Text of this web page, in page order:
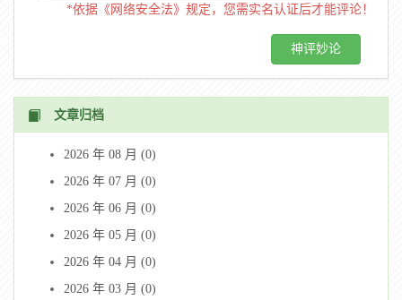
*依据《网络安全法》规定，您需实名认证后才能评论！
文章归档
2026 年 08 月 (0)
2026 年 07 月 (0)
2026 年 06 月 (0)
2026 年 05 月 (0)
2026 年 04 月 (0)
2026 年 03 月 (0)